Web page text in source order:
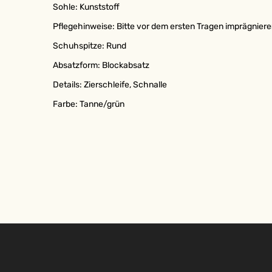
Sohle: Kunststoff
Pflegehinweise: Bitte vor dem ersten Tragen
Schuhspitze: Rund
Absatzform: Blockabsatz
Details: Zierschleife, Schnalle
Farbe: Tanne/grün